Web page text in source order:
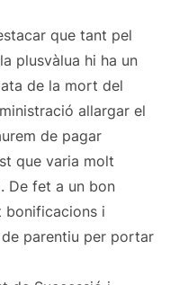
que tant pel
plusvàlua hi ha un
de la mort del
allargar el
de pagar
que varia molt
De fet a un bon
bonificacions i
parentiu per portar